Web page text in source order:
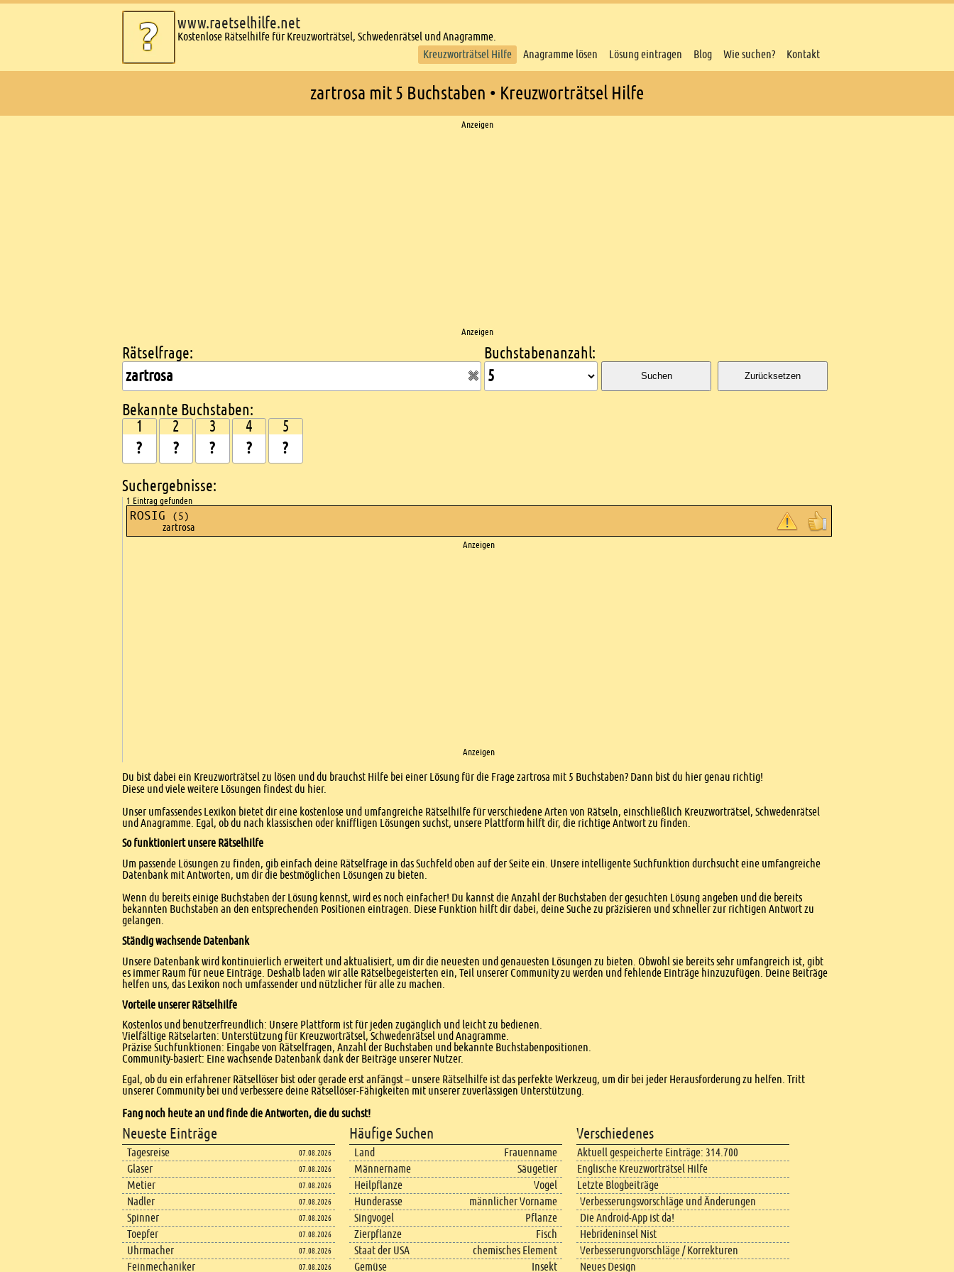
www.raetselhilfe.net
Kostenlose Rätselhilfe für Kreuzworträtsel, Schwedenrätsel und Anagramme.
Kreuzworträtsel Hilfe
Anagramme lösen Lösung eintragen Blog Wie suchen? Kontakt
zartrosa mit 5 Buchstaben • Kreuzworträtsel Hilfe
Anzeigen
Anzeigen
Kreuzworträtsel suchen
Rätselfrage: Buchstabenanzahl:
Suchen Zurücksetzen
Bekannte Buchstaben:
1 2 3 4 5
Suchergebnisse:
1 Eintrag gefunden
ROSIG (5)
zartrosa
Anzeigen
Anzeigen
Einleitung
Du bist dabei ein Kreuzworträtsel zu lösen und du brauchst Hilfe bei einer Lösung für die Frage zartrosa mit 5 Buchstaben? Dann bist du hier genau richtig!
Diese und viele weitere Lösungen findest du hier.
Unser umfassendes Lexikon bietet dir eine kostenlose und umfangreiche Rätselhilfe für verschiedene Arten von Rätseln, einschließlich Kreuzworträtsel, Schwedenrätsel
und Anagramme. Egal, ob du nach klassischen oder kniffligen Lösungen suchst, unsere Plattform hilft dir, die richtige Antwort zu finden.
So funktioniert unsere Rätselhilfe
Um passende Lösungen zu finden, gib einfach deine Rätselfrage in das Suchfeld oben auf der Seite ein. Unsere intelligente Suchfunktion durchsucht eine umfangreiche
Datenbank mit Antworten, um dir die bestmöglichen Lösungen zu bieten.
Wenn du bereits einige Buchstaben der Lösung kennst, wird es noch einfacher! Du kannst die Anzahl der Buchstaben der gesuchten Lösung angeben und die bereits
bekannten Buchstaben an den entsprechenden Positionen eintragen. Diese Funktion hilft dir dabei, deine Suche zu präzisieren und schneller zur richtigen Antwort zu
gelangen.
Ständig wachsende Datenbank
Unsere Datenbank wird kontinuierlich erweitert und aktualisiert, um dir die neuesten und genauesten Lösungen zu bieten. Obwohl sie bereits sehr umfangreich ist, gibt
es immer Raum für neue Einträge. Deshalb laden wir alle Rätselbegeisterten ein, Teil unserer Community zu werden und fehlende Einträge hinzuzufügen. Deine Beiträge
helfen uns, das Lexikon noch umfassender und nützlicher für alle zu machen.
Vorteile unserer Rätselhilfe
Kostenlos und benutzerfreundlich: Unsere Plattform ist für jeden zugänglich und leicht zu bedienen.
Vielfältige Rätselarten: Unterstützung für Kreuzworträtsel, Schwedenrätsel und Anagramme.
Präzise Suchfunktionen: Eingabe von Rätselfragen, Anzahl der Buchstaben und bekannte Buchstabenpositionen.
Community-basiert: Eine wachsende Datenbank dank der Beiträge unserer Nutzer.
Egal, ob du ein erfahrener Rätsellöser bist oder gerade erst anfängst – unsere Rätselhilfe ist das perfekte Werkzeug, um dir bei jeder Herausforderung zu helfen. Tritt
unserer Community bei und verbessere deine Rätsellöser-Fähigkeiten mit unserer zuverlässigen Unterstützung.
Fang noch heute an und finde die Antworten, die du suchst!
Footer content
Neueste Einträge
Tagesreise 07.08.2026
Glaser 07.08.2026
Metier 07.08.2026
Nadler 07.08.2026
Spinner 07.08.2026
Toepfer 07.08.2026
Uhrmacher 07.08.2026
Feinmechaniker 07.08.2026
Häufige Suchen
Land
Frauenname
Männername
Säugetier
Heilpflanze
Vogel
Hunderasse
männlicher Vorname
Singvogel
Pflanze
Zierpflanze
Fisch
Staat der USA
chemisches Element
Gemüse
Insekt
Verschiedenes
Aktuell gespeicherte Einträge: 314.700
Englische Kreuzworträtsel Hilfe
Letzte Blogbeiträge
Verbesserungsvorschläge und Änderungen
Die Android-App ist da!
Hebrideninsel Nist
Verbesserungvorschläge / Korrekturen
Neues Design